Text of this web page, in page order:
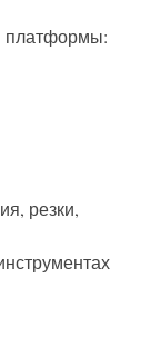
платформы:
резки,